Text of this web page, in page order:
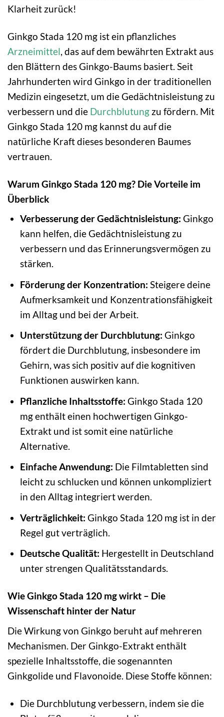
Klarheit zurück!
Ginkgo Stada 120 mg ist ein pflanzliches
Arzneimittel, das auf dem bewährten Extrakt aus
den Blättern des Ginkgo-Baums basiert. Seit
Jahrhunderten wird Ginkgo in der traditionellen
Medizin eingesetzt, um die Gedächtnisleistung zu
verbessern und die Durchblutung zu fördern. Mit
Ginkgo Stada 120 mg kannst du auf die
natürliche Kraft dieses besonderen Baumes
vertrauen.
Warum Ginkgo Stada 120 mg? Die Vorteile im
Überblick
Verbesserung der Gedächtnisleistung: Ginkgo
kann helfen, die Gedächtnisleistung zu
verbessern und das Erinnerungsvermögen zu
stärken.
Förderung der Konzentration: Steigere deine
Aufmerksamkeit und Konzentrationsfähigkeit
im Alltag und bei der Arbeit.
Unterstützung der Durchblutung: Ginkgo
fördert die Durchblutung, insbesondere im
Gehirn, was sich positiv auf die kognitiven
Funktionen auswirken kann.
Pflanzliche Inhaltsstoffe: Ginkgo Stada 120
mg enthält einen hochwertigen Ginkgo-
Extrakt und ist somit eine natürliche
Alternative.
Einfache Anwendung: Die Filmtabletten sind
leicht zu schlucken und können unkompliziert
in den Alltag integriert werden.
Verträglichkeit: Ginkgo Stada 120 mg ist in der
Regel gut verträglich.
Deutsche Qualität: Hergestellt in Deutschland
unter strengen Qualitätsstandards.
Wie Ginkgo Stada 120 mg wirkt – Die
Wissenschaft hinter der Natur
Die Wirkung von Ginkgo beruht auf mehreren
Mechanismen. Der Ginkgo-Extrakt enthält
spezielle Inhaltsstoffe, die sogenannten
Ginkgolide und Flavonoide. Diese Stoffe können:
Die Durchblutung verbessern, indem sie die